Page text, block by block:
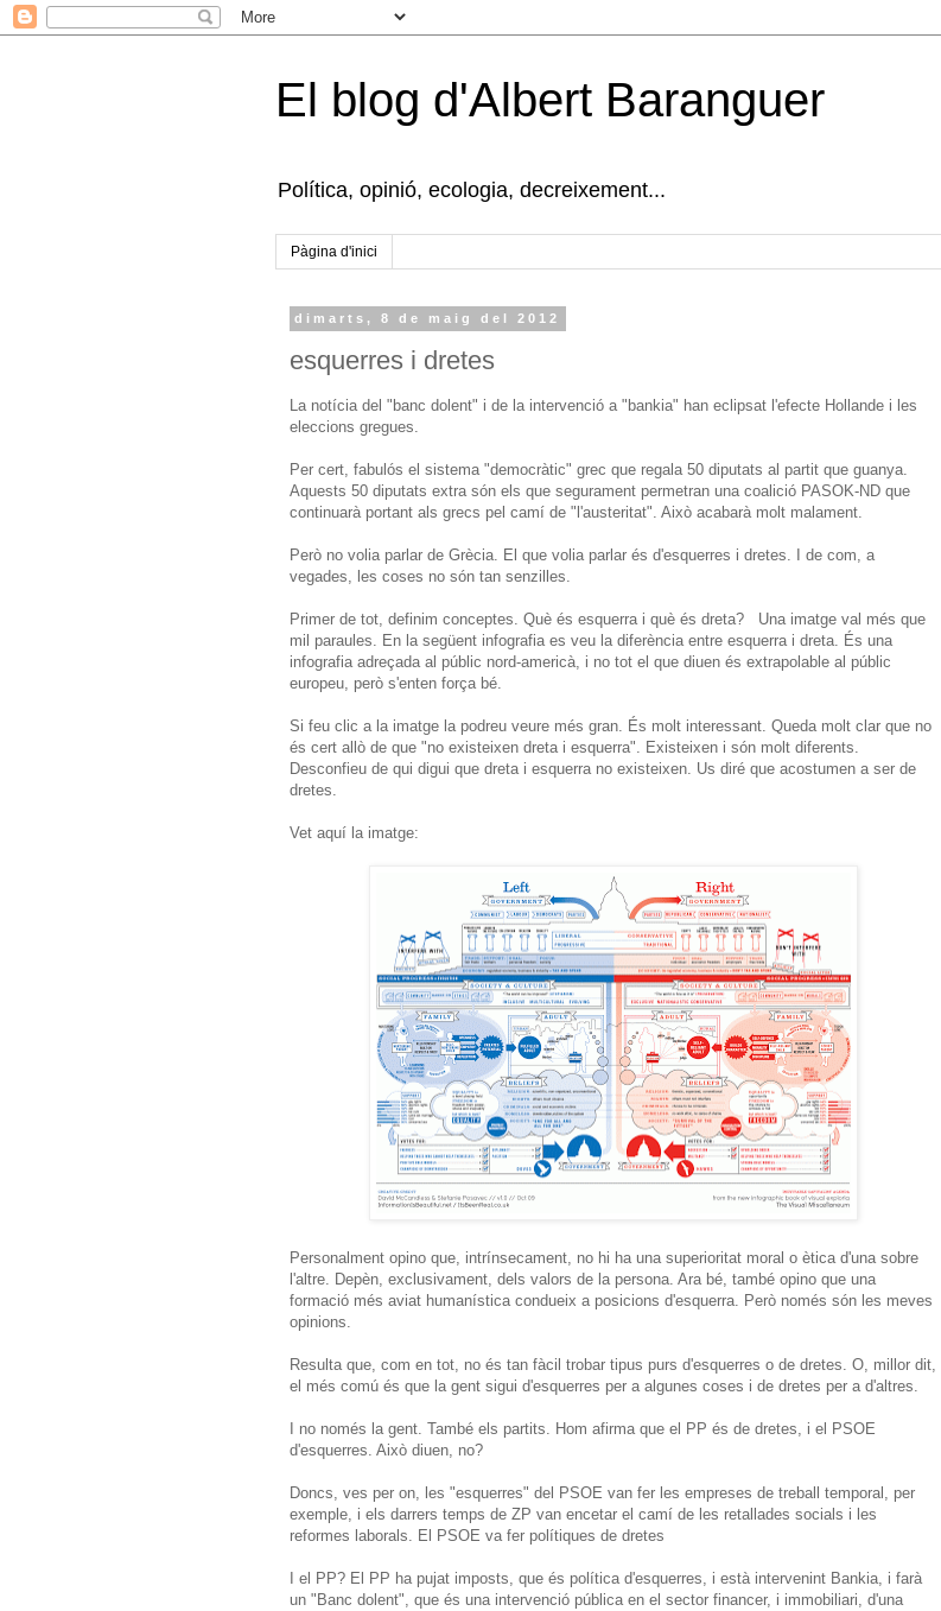
El blog d'Albert Baranguer
Política, opinió, ecologia, decreixement...
Pàgina d'inici
dimarts, 8 de maig del 2012
esquerres i dretes
La notícia del "banc dolent" i de la intervenció a "bankia" han eclipsat l'efecte Hollande i les
eleccions gregues.
Per cert, fabulós el sistema "democràtic" grec que regala 50 diputats al partit que guanya.
Aquests 50 diputats extra són els que segurament permetran una coalició PASOK-ND que
continuarà portant als grecs pel camí de "l'austeritat". Això acabarà molt malament.
Però no volia parlar de Grècia. El que volia parlar és d'esquerres i dretes. I de com, a
vegades, les coses no són tan senzilles.
Primer de tot, definim conceptes. Què és esquerra i què és dreta? Una imatge val més que
mil paraules. En la següent infografia es veu la diferència entre esquerra i dreta. És una
infografia adreçada al públic nord-americà, i no tot el que diuen és extrapolable al públic
europeu, però s'enten força bé.
Si feu clic a la imatge la podreu veure més gran. És molt interessant. Queda molt clar que no
és cert allò de que "no existeixen dreta i esquerra". Existeixen i són molt diferents.
Desconfieu de qui digui que dreta i esquerra no existeixen. Us diré que acostumen a ser de
dretes.
Vet aquí la imatge:
Personalment opino que, intrínsecament, no hi ha una superioritat moral o ètica d'una sobre
l'altre. Depèn, exclusivament, dels valors de la persona. Ara bé, també opino que una
formació més aviat humanística condueix a posicions d'esquerra. Però només són les meves
opinions.
Resulta que, com en tot, no és tan fàcil trobar tipus purs d'esquerres o de dretes. O, millor dit,
el més comú és que la gent sigui d'esquerres per a algunes coses i de dretes per a d'altres.
I no només la gent. També els partits. Hom afirma que el PP és de dretes, i el PSOE
d'esquerres. Això diuen, no?
Doncs, ves per on, les "esquerres" del PSOE van fer les empreses de treball temporal, per
exemple, i els darrers temps de ZP van encetar el camí de les retallades socials i les
reformes laborals. El PSOE va fer polítiques de dretes
I el PP? El PP ha pujat imposts, que és política d'esquerres, i està intervenint Bankia, i farà
un "Banc dolent", que és una intervenció pública en el sector financer, i immobiliari, d'una